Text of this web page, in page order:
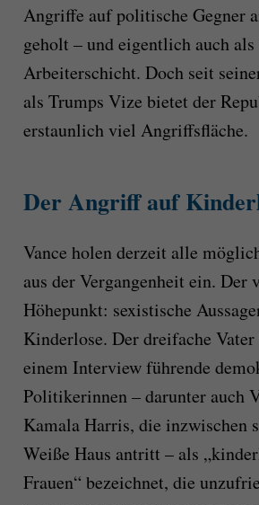
Angriffe auf politische Gegner
geholt – und eigentlich auch
Arbeiterschicht. Doch seit
als Trumps Vize bietet der
erstaunlich viel Angriffsfläche.
Der Angriff auf
Vance holen derzeit alle
aus der Vergangenheit ein. Der
Höhepunkt: sexistische
Kinderlose. Der dreifache
einem Interview führende
Politikerinnen – darunter auch
Kamala Harris, die inzwischen
Weiße Haus antritt – als
Frauen“ bezeichnet, die